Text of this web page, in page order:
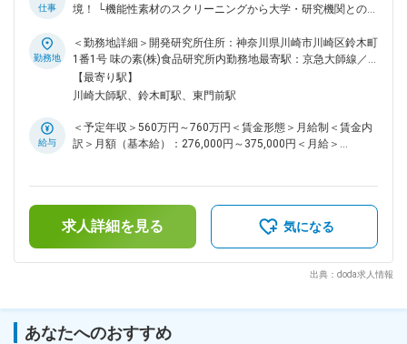
ヘルプ サイトマップ
仕事
境！ └機能性素材のスクリーニングから大学・研究機関との共
実装する一連のプロセスに主体的に携われます。 ◎味の素
100％子会社で今までの経験を活かして、コーヒーをはじめと
する嗜好飲料とギフトを通して、「ココロ」と「カラダ」の健
康、そして明日のよりよい生活に貢献！ ■採用背景： 機能性
たオリゴ糖をはじめとする複数素材の研究を本格化させるた
め、機能性素材の基礎研究を主軸に担える研究者を募集しま
ら、応用・商品化フェーズにも関与できます。外部研究機関と
の共同研究が多く、研究内容の議論・進行管理・エビデンス整
理など、専門性を活かした対外的な役割も担います。 【具体
的な業務例】 ・機能性素材の研究業務（スクリーニング、機
共同研究推進・技術的窓口対応 ・臨床試験の企画・設計、外
ケ）との連携 ※分析業務自体は外部委託・グループ会社との連
勤務地
＜勤務地詳細＞開発研究所住所：神奈川県川崎市川崎区鈴木町
1番1号 味の素(株)食品研究所内勤務地最寄駅：京急大師線／
鈴木町駅受動喫煙対策：敷地内全面禁煙変更の範囲：会社の定
める事業所
【最寄り駅】
川崎大師駅、鈴木町駅、東門前駅
給与
＜予定年収＞560万円～760万円＜賃金形態＞月給制＜賃金内
訳＞月額（基本給）：276,000円～375,000円＜月給＞
月）賃金はあくまでも目安の金額であり、選考を通じて上下す
る可能性があります。月給(月額)は固定手当を含めた表記で
求人詳細を見る 気になる
出典：doda求人情報
あなたへのおすすめ